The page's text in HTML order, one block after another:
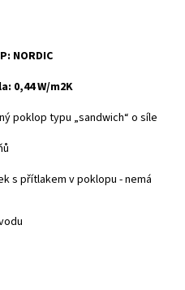
NORDIC
0,44 W/m2K
poklop typu „sandwich“ o síle
s přítlakem v poklopu - nemá